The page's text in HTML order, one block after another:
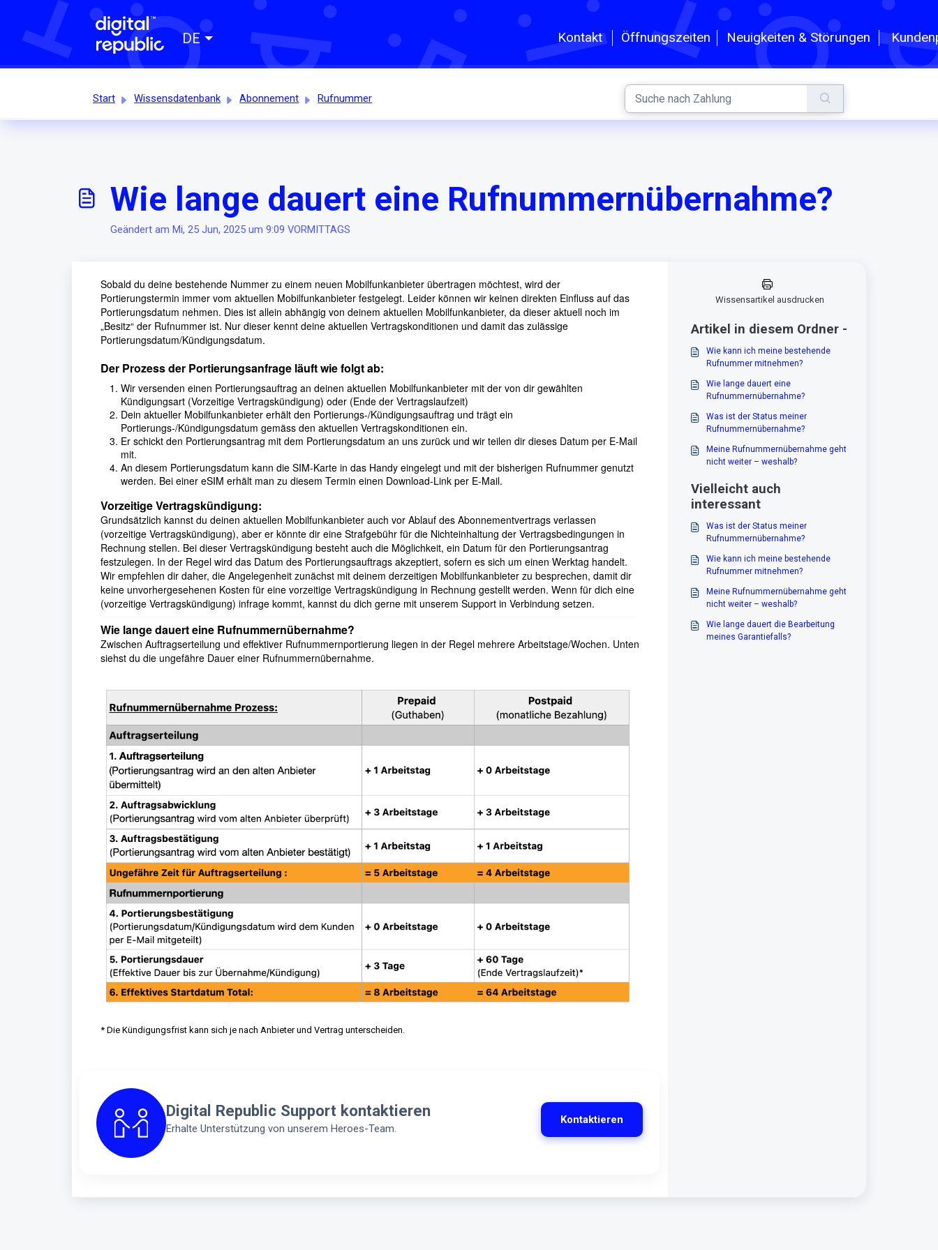
Zum hauptsächlichen Inhalt gehen
Kontakt Öffnungszeiten Neuigkeiten & Störungen
DE
Start Wissensdatenbank Abonnement Rufnummer
Wie lange dauert eine Rufnummernübernahme?
Geändert am Mi, 25 Jun, 2025 um 9:09 VORMITTAGS
Sobald du deine bestehende Nummer zu einem neuen Mobilfunkanbieter übertragen möchtest, wird der
Portierungstermin immer vom aktuellen Mobilfunkanbieter festgelegt. Leider können wir keinen direkten Einfluss auf das
Portierungsdatum nehmen. Dies ist allein abhängig von deinem aktuellen Mobilfunkanbieter, da dieser aktuell noch im
„Besitz“ der Rufnummer ist. Nur dieser kennt deine aktuellen Vertragskonditionen und damit das zulässige
Portierungsdatum/Kündigungsdatum.
Der Prozess der Portierungsanfrage läuft wie folgt ab:
Wir versenden einen Portierungsauftrag an deinen aktuellen Mobilfunkanbieter mit der von dir gewählten
Kündigungsart (Vorzeitige Vertragskündigung) oder (Ende der Vertragslaufzeit)
Dein aktueller Mobilfunkanbieter erhält den Portierungs-/Kündigungsauftrag und trägt ein
Portierungs-/Kündigungsdatum gemäss den aktuellen Vertragskonditionen ein.
Er schickt den Portierungsantrag mit dem Portierungsdatum an uns zurück und wir teilen dir dieses Datum per E-Mail
mit.
An diesem Portierungsdatum kann die SIM-Karte in das Handy eingelegt und mit der bisherigen Rufnummer genutzt
werden. Bei einer eSIM erhält man zu diesem Termin einen Download-Link per E-Mail.
Vorzeitige Vertragskündigung:
Grundsätzlich kannst du deinen aktuellen Mobilfunkanbieter auch vor Ablauf des Abonnementvertrags verlassen
(vorzeitige Vertragskündigung), aber er könnte dir eine Strafgebühr für die Nichteinhaltung der Vertragsbedingungen in
Rechnung stellen. Bei dieser Vertragskündigung besteht auch die Möglichkeit, ein Datum für den Portierungsantrag
festzulegen. In der Regel wird das Datum des Portierungsauftrags akzeptiert, sofern es sich um einen Werktag handelt.
Wir empfehlen dir daher, die Angelegenheit zunächst mit deinem derzeitigen Mobilfunkanbieter zu besprechen, damit dir
keine unvorhergesehenen Kosten für eine vorzeitige Vertragskündigung in Rechnung gestellt werden. Wenn für dich eine
(vorzeitige Vertragskündigung) infrage kommt, kannst du dich gerne mit unserem Support in Verbindung setzen.
Wie lange dauert eine Rufnummernübernahme?
Zwischen Auftragserteilung und effektiver Rufnummernportierung liegen in der Regel mehrere Arbeitstage/Wochen. Unten
siehst du die ungefähre Dauer einer Rufnummernübernahme.
* Die Kündigungsfrist kann sich je nach Anbieter und Vertrag unterscheiden.
Digital Republic Support kontaktieren
Erhalte Unterstützung von unserem Heroes-Team.
Kontaktieren
Wissensartikel ausdrucken
Artikel in diesem Ordner -
Wie kann ich meine bestehende
Rufnummer mitnehmen?
Wie lange dauert eine
Rufnummernübernahme?
Was ist der Status meiner
Rufnummernübernahme?
Meine Rufnummernübernahme geht
nicht weiter – weshalb?
Vielleicht auch
interessant
Was ist der Status meiner
Rufnummernübernahme?
Wie kann ich meine bestehende
Rufnummer mitnehmen?
Meine Rufnummernübernahme geht
nicht weiter – weshalb?
Wie lange dauert die Bearbeitung
meines Garantiefalls?